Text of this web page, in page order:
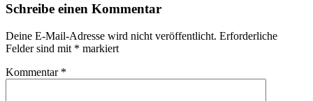
Schreibe einen Kommentar
Deine E-Mail-Adresse wird nicht veröffentlicht. Erforderliche
Felder sind mit * markiert
Kommentar *